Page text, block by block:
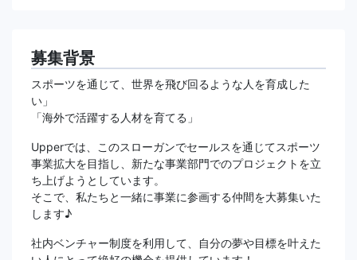
募集背景
スポーツを通じて、世界を飛び回るような人を育成した
い」
「海外で活躍する人材を育てる」
Upperでは、このスローガンでセールスを通じてスポーツ
事業拡大を目指し、新たな事業部門でのプロジェクトを立
ち上げようとしています。
そこで、私たちと一緒に事業に参画する仲間を大募集いた
します♪
社内ベンチャー制度を利用して、自分の夢や目標を叶えた